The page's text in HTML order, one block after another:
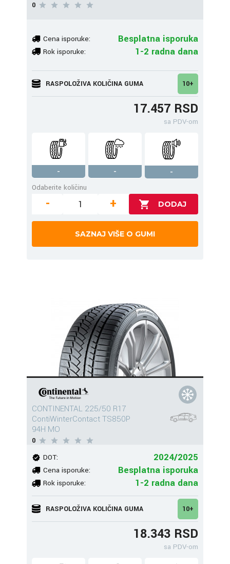
0
Cena isporuke: Besplatna isporuka
Rok isporuke: 1-2 radna dana
RASPOLOŽIVA KOLIČINA GUMA 10+
17.457 RSD
sa PDV-om
- -
-
Odaberite količinu
- +
SAZNAJ VIŠE O GUMI
CONTINENTAL 225/50 R17
ContiWinterContact TS850P
94H MO
0
DOT: 2024/2025
Cena isporuke: Besplatna isporuka
Rok isporuke: 1-2 radna dana
RASPOLOŽIVA KOLIČINA GUMA 10+
18.343 RSD
sa PDV-om